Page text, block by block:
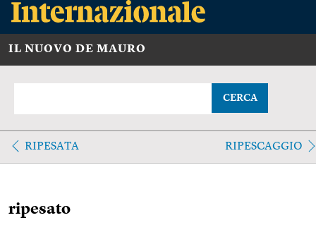
IL NUOVO DE MAURO
CERCA
RIPESATA RIPESCAGGIO
ripesato